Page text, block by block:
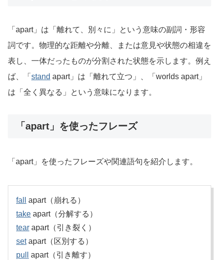
「apart」は「離れて、別々に」という意味の副詞・形容
詞です。物理的な距離や分離、または意見や状態の相違を
表し、一体だったものが分割された状態を示します。例え
ば、「 stand apart」は「離れて立つ」、「worlds apart」
は「全く異なる」という意味になります。
「apart」を使ったフレーズ
「apart」を使ったフレーズや関連語句を紹介します。
fall
apart（崩れる）
take apart（分解する）
tear apart（引き裂く）
setapart（区別する）
pull
apart（引き離す）